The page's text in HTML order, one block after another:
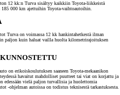
12 kk:n Turva sisältyy kaikkiin Toyota-liikkeistä
000 km ajettuihin Toyota-vaihtoautoihin.
Turva on voimassa 12 kk hankintahetkestä ilman
paljon kuin haluat vailla huolta kilometrirajoituksen
on erikoiskoulutuksen saaneen Toyota-mekaanikon
havaitut mahdolliset puutteet tai viat on korjattu ja
edessään vielä paljon turvallisia ja huolettomia
-ohjelman autoissa on todistus teknisestä tarkastuksesta.